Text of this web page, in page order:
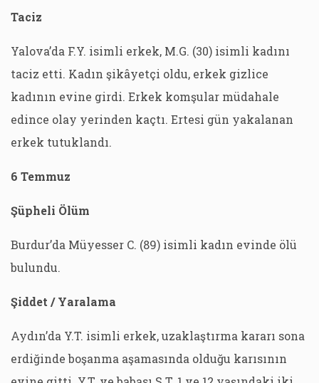
Taciz
Yalova’da F.Y. isimli erkek, M.G. (30) isimli kadını
taciz etti. Kadın şikâyetçi oldu, erkek gizlice
kadının evine girdi. Erkek komşular müdahale
edince olay yerinden kaçtı. Ertesi gün yakalanan
erkek tutuklandı.
6 Temmuz
Şüpheli Ölüm
Burdur’da Müyesser C. (89) isimli kadın evinde ölü
bulundu.
Şiddet / Yaralama
Aydın’da Y.T. isimli erkek, uzaklaştırma kararı sona
erdiğinde boşanma aşamasında olduğu karısının